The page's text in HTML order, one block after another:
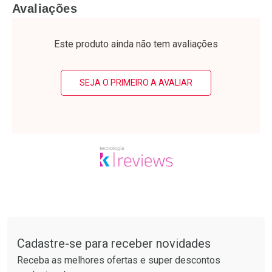
Laboratório
Por R$ 12,99/cada
Por Menos Laboratório
Por R$ 52,64/cada
Por Menos
Avaliações
Este produto ainda não tem avaliações
SEJA O PRIMEIRO A AVALIAR
Cadastre-se para receber novidades
Receba as melhores ofertas e super descontos